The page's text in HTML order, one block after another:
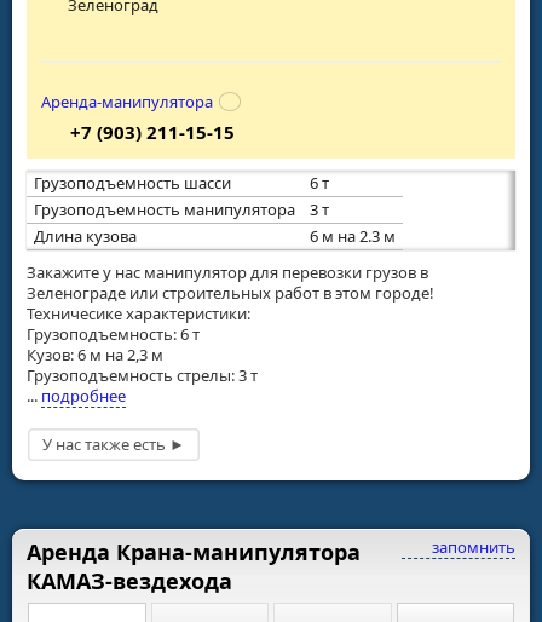
Грузоподъемность шасси
6 т
Грузоподъемность манипулятора
3 т
Длина кузова
6 м на 2.3 м
Закажите у нас манипулятор для перевозки грузов в
Зеленограде или строительных работ в этом городе!
Техничесике характеристики:
Грузоподъемность: 6 т
Кузов: 6 м на 2,3 м
Грузоподъемность стрелы: 3 т
... подробнее
Зеленоград
Аренда-манипулятора
+7 (903) 211-15-15
запомнить
Аренда Крана-манипулятора
КАМАЗ-вездехода